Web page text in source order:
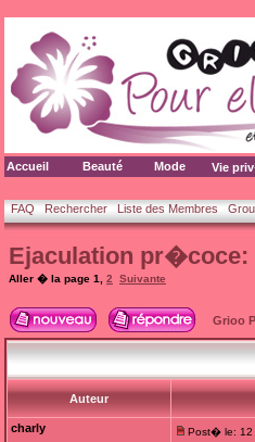
Accueil Beauté Mode Vie
FAQ Rechercher Liste des Membres
Ejaculation
Aller � la page 1 2 Suivante
Grioo
Auteur
charly Post� le: 12